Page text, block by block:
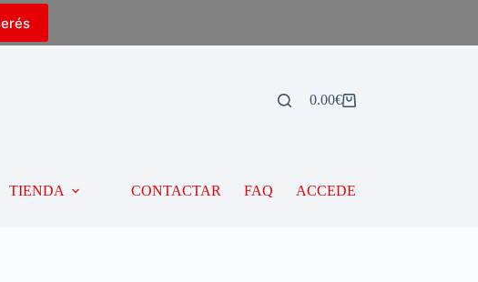
0.00€
TIENDA CONTACTAR FAQ ACCEDE